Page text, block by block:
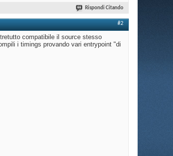
Rispondi Citando
#2
compatibile il source stesso
i timings provando vari entrypoint "di